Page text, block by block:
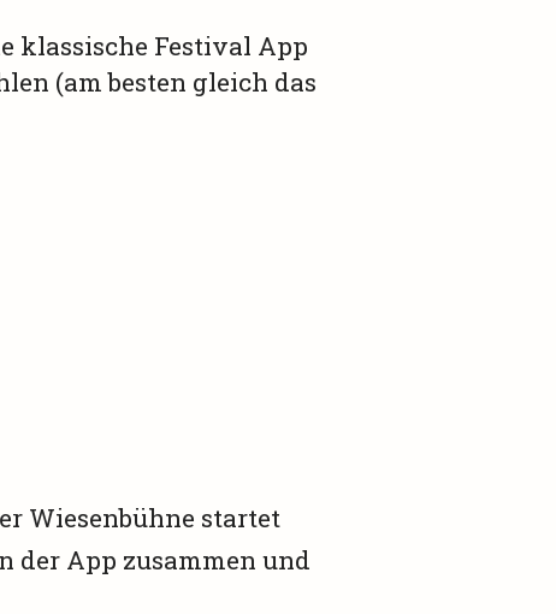
klassische Festival App
(am besten gleich das
Wiesenbühne startet
der App zusammen und